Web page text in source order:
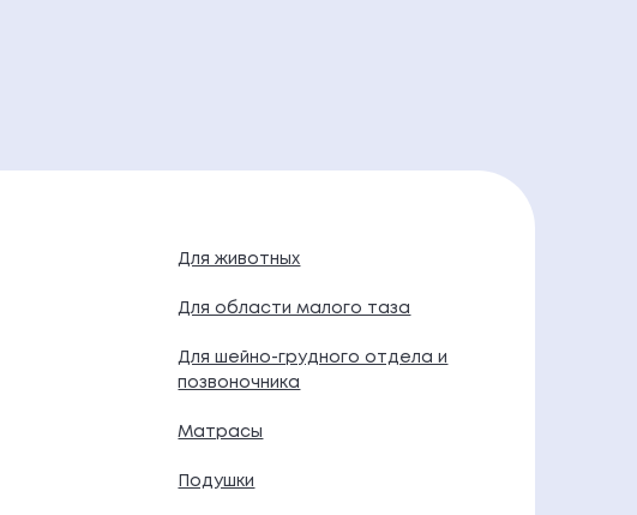
Для животных
Для области малого таза
Для шейно-грудного отдела и
позвоночника
Матрасы
Подушки